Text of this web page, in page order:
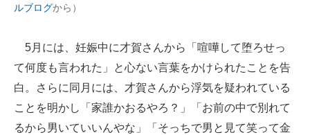
ルブログから）
5月には、妊娠中に才賀さんから「喧嘩して堕ろせっ
て何度も言われた」と心ない言葉をかけられたことを告
白。さらに同月には、才賀さんから浮気を疑われている
ことを明かし「家誰かおるやろ？」「お前の中で別れて
るから男いていいんやな」「そっちで男と見て笑って金